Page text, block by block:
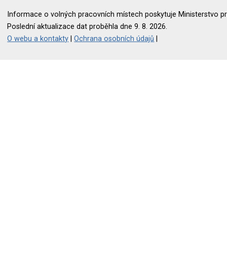
Informace o volných pracovních místech poskytuje Ministerstvo
Poslední aktualizace dat proběhla dne 9. 8. 2026.
O webu a kontakty |Ochrana osobních údajů